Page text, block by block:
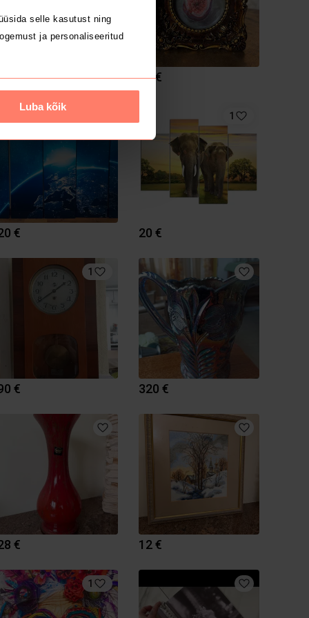
selle kasutust ning
ja personaliseeritud
Luba kõik
€ 75 €
€
1
20 €
1
€ 320 €
€ 12 €
1